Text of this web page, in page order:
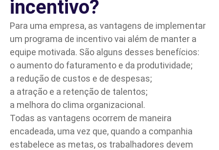
incentivo?
Para uma empresa, as vantagens de implementar
um programa de incentivo vai além de manter a
equipe motivada. São alguns desses benefícios:
o aumento do faturamento e da produtividade;
a redução de custos e de despesas;
a atração e a retenção de talentos;
a melhora do clima organizacional.
Todas as vantagens ocorrem de maneira
encadeada, uma vez que, quando a companhia
estabelece as metas, os trabalhadores devem